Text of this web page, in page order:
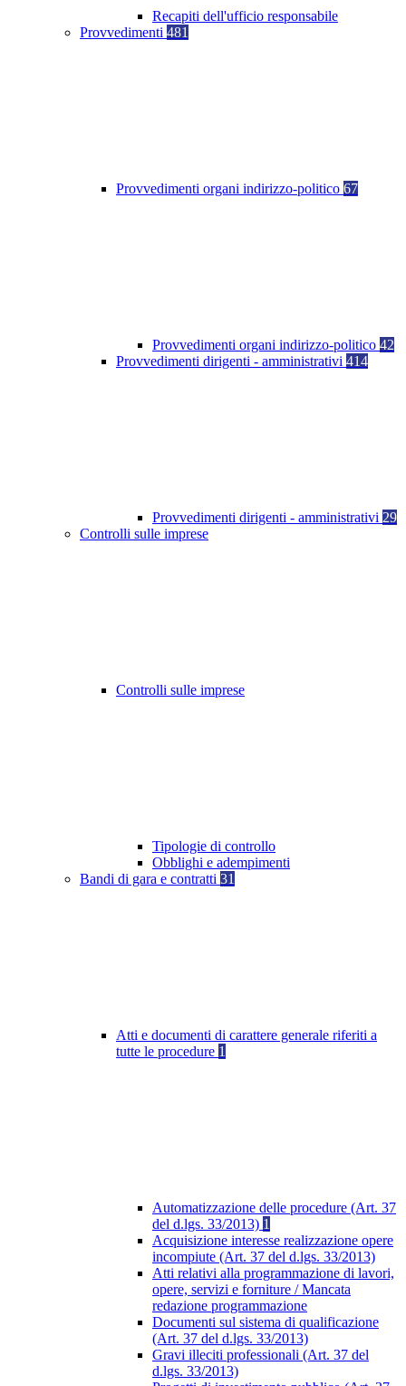
Recapiti dell'ufficio responsabile
Provvedimenti 481
Provvedimenti organi indirizzo-politico 67
Provvedimenti organi indirizzo-politico 42
Provvedimenti dirigenti - amministrativi 414
Provvedimenti dirigenti - amministrativi 29
Controlli sulle imprese
Controlli sulle imprese
Tipologie di controllo
Obblighi e adempimenti
Bandi di gara e contratti 31
Atti e documenti di carattere generale riferiti a
tutte le procedure 1
Automatizzazione delle procedure (Art. 37
del d.lgs. 33/2013) 1
Acquisizione interesse realizzazione opere
incompiute (Art. 37 del d.lgs. 33/2013)
Atti relativi alla programmazione di lavori,
opere, servizi e forniture / Mancata
redazione programmazione
Documenti sul sistema di qualificazione
(Art. 37 del d.lgs. 33/2013)
Gravi illeciti professionali (Art. 37 del
d.lgs. 33/2013)